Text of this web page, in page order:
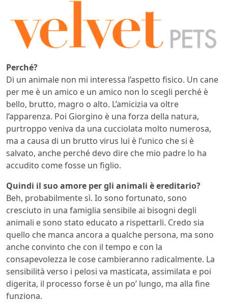
Perché?
Di un animale non mi interessa l’aspetto fisico. Un cane
per me è un amico e un amico non lo scegli perché è
bello, brutto, magro o alto. L’amicizia va oltre
l’apparenza. Poi Giorgino è una forza della natura,
purtroppo veniva da una cucciolata molto numerosa,
ma a causa di un brutto virus lui è l’unico che si è
salvato, anche perché devo dire che mio padre lo ha
accudito come fosse un figlio.
Quindi il suo amore per gli animali è ereditario?
Beh, probabilmente sì. Io sono fortunato, sono
cresciuto in una famiglia sensibile ai bisogni degli
animali e sono stato educato a rispettarli. Credo sia
quello che manca ancora a qualche persona, ma sono
anche convinto che con il tempo e con la
consapevolezza le cose cambieranno radicalmente. La
sensibilità verso i pelosi va masticata, assimilata e poi
digerita, il processo forse è un po’ lungo, ma alla fine
funziona.